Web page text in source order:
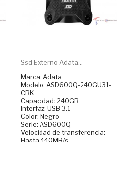
Ssd Externo Adata...
Marca: Adata
Modelo: ASD600Q-240GU31-
CBK
Capacidad: 240GB
Interfaz: USB 3.1
Color: Negro
Serie: ASD600Q
Velocidad de transferencia:
Hasta 440MB/s